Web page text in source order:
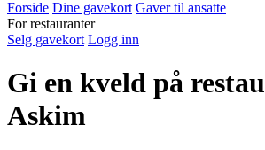
Forside Dine gavekort Gaver til ansatte
For restauranter
Selg gavekort Logg inn
Gi en kveld på
Askim